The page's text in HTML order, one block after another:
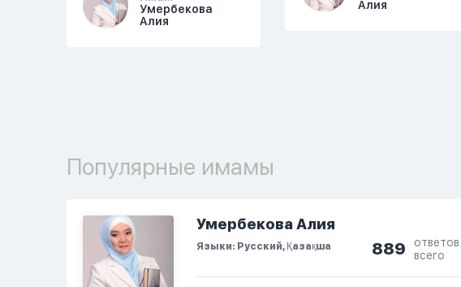
обратно ложился спать
это было около
решила терпеть свою
боль, повернулась
Но потом он проснулся
и спросил, что
случилось. И я
рассказала о своих
Умербекова
Алия
Алия
Популярные имамы
Умербекова Алия
Языки: Русский, Қазақша 889
ответов
всего